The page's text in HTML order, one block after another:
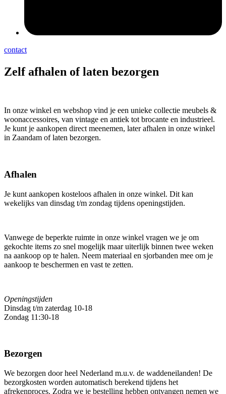
contact
Zelf afhalen of laten bezorgen
In onze winkel en webshop vind je een unieke collectie meubels &
woonaccessoires, van vintage en antiek tot brocante en industrieel.
Je kunt je aankopen direct meenemen, later afhalen in onze winkel
in Zaandam of laten bezorgen.
Afhalen
Je kunt aankopen kosteloos afhalen in onze winkel. Dit kan
wekelijks van dinsdag t/m zondag tijdens openingstijden.
Vanwege de beperkte ruimte in onze winkel vragen we je om
gekochte items zo snel mogelijk maar uiterlijk binnen twee weken
na aankoop op te halen. Neem materiaal en sjorbanden mee om je
aankoop te beschermen en vast te zetten.
Openingstijden
Dinsdag t/m zaterdag 10-18
Zondag 11:30-18
Bezorgen
We bezorgen door heel Nederland m.u.v. de waddeneilanden! De
bezorgkosten worden automatisch berekend tijdens het
afrekenproces. Zodra we je bestelling hebben ontvangen nemen we